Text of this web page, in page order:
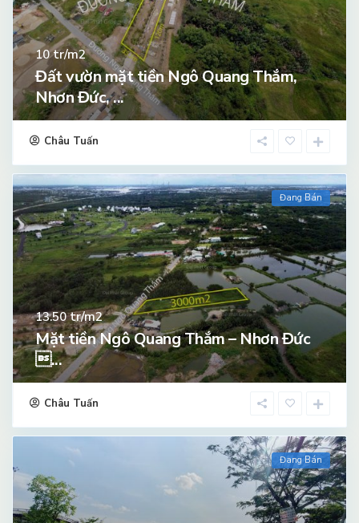
10tr/m2
Đất vườn mặt tiền Ngô Quang Thắm,
Nhơn Đức, ...
Châu Tuấn
Đang Bán
13.50tr/m2
Mặt tiền Ngô Quang Thắm – Nhơn Đức
...
Châu Tuấn
Đang Bán